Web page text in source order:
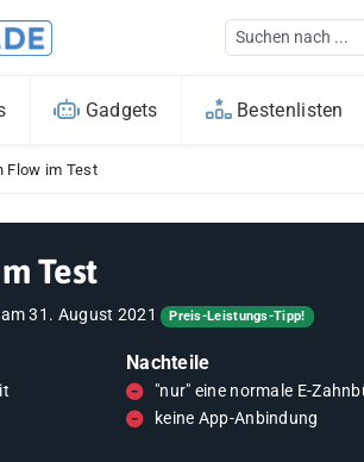
Gadgets Bestenlisten
Flow im Test
Test
am31. August 2021 Preis-Leistungs-Tipp!
Nachteile
"nur" eine normale E-
keine App-Anbindung